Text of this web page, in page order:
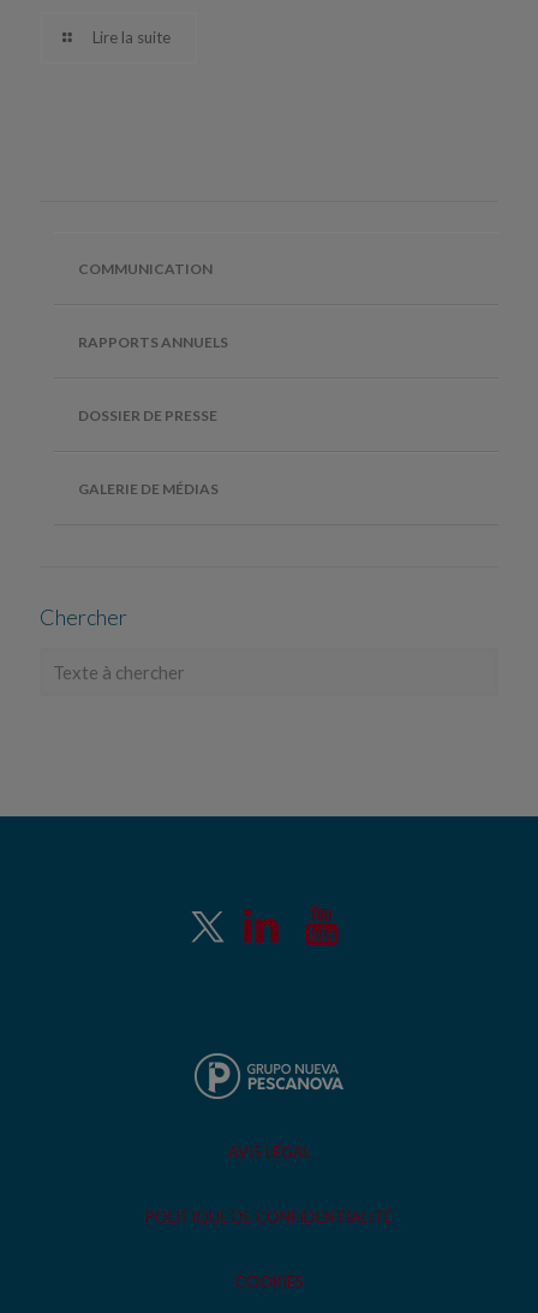
Lire la suite
COMMUNICATION
RAPPORTS ANNUELS
DOSSIER DE PRESSE
GALERIE DE MÉDIAS
Chercher
AVIS LÉGAL
POLITIQUE DE CONFIDENTIALITÉ
COOKIES